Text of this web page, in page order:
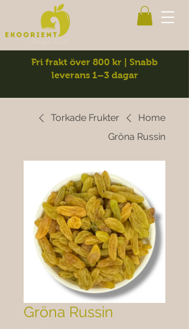
Fri frakt över 800 kr | Snabb
leverans 1–3 dagar
Home
Torkade Frukter
Gröna Russin
Gröna Russin